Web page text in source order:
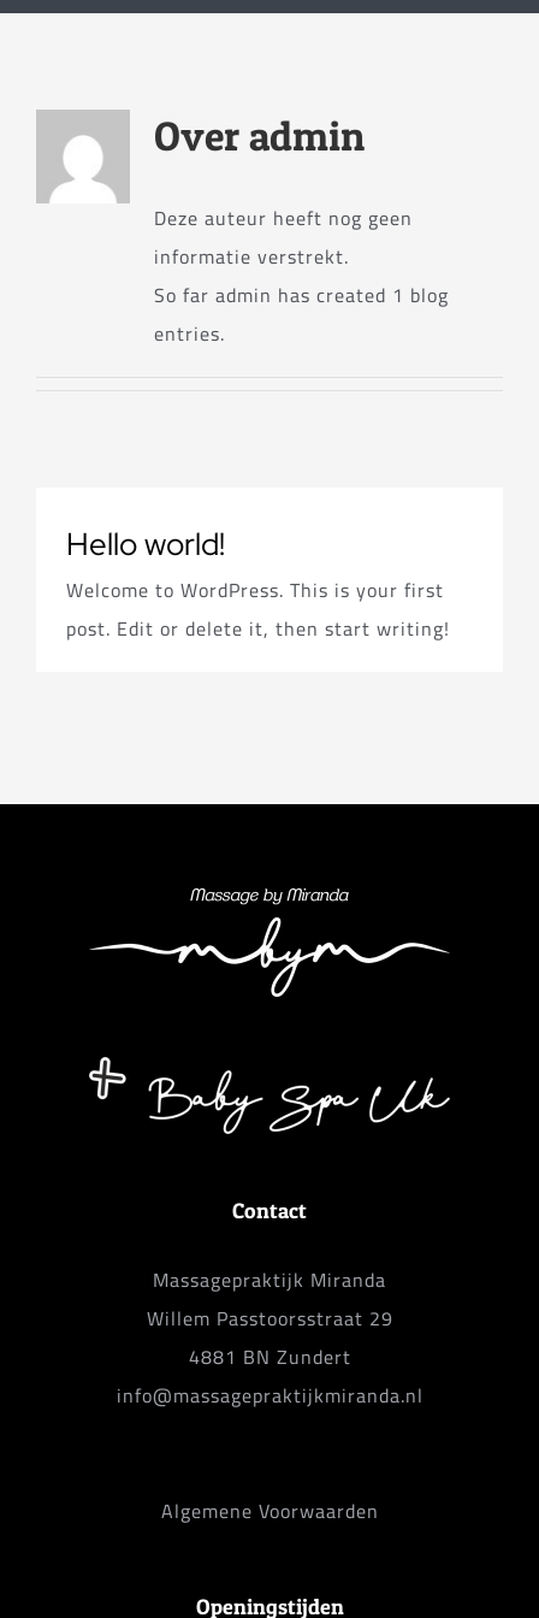
Overadmin
Deze auteur heeft nog geen
informatie verstrekt.
So far admin has created 1 blog
entries.
Hello world!
Welcome to WordPress. This is your first
post. Edit or delete it, then start writing!
Contact
Massagepraktijk Miranda
Willem Passtoorsstraat 29
4881 BN Zundert
info@massagepraktijkmiranda.nl
Algemene Voorwaarden
Openingstijden